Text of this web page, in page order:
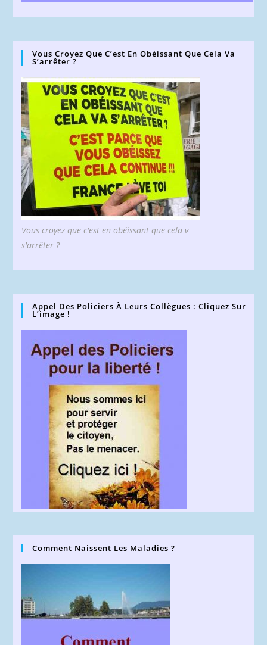
Vous Croyez Que C’est En Obéissant Que Cela Va
S’arrêter ?
Vous croyez que c'est en obéissant que cela v
s'arrêter ?
Appel Des Policiers À Leurs Collègues : Cliquez Sur
L’image !
Comment Naissent Les Maladies ?